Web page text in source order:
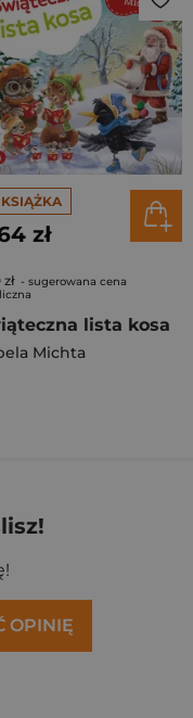
KSIĄŻKA
zł
- sugerowana cena
lista kosa
Michta
OPINIĘ